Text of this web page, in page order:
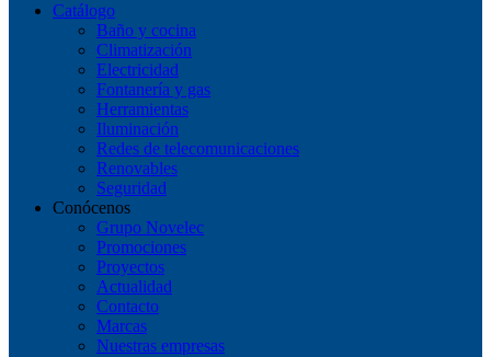
Catálogo
Baño y cocina
Climatización
Electricidad
Fontanería y gas
Herramientas
Iluminación
Redes de telecomunicaciones
Renovables
Seguridad
Conócenos
Grupo Novelec
Promociones
Proyectos
Actualidad
Contacto
Marcas
Nuestras empresas